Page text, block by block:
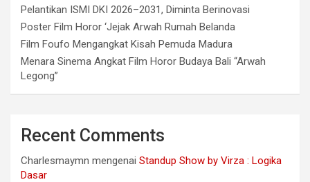
Pelantikan ISMI DKI 2026–2031, Diminta Berinovasi
Poster Film Horor ‘Jejak Arwah Rumah Belanda
Film Foufo Mengangkat Kisah Pemuda Madura
Menara Sinema Angkat Film Horor Budaya Bali “Arwah
Legong”
Recent Comments
Charlesmaymn mengenai Standup Show by Virza : Logika
Dasar